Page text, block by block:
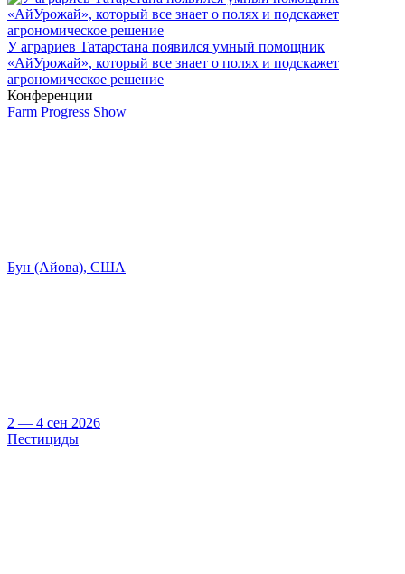
У аграриев Татарстана появился умный помощник
«АйУрожай», который все знает о полях и подскажет
агрономическое решение
Конференции
Farm Progress Show
Бун (Айова), США
2 — 4 сен 2026
Пестициды